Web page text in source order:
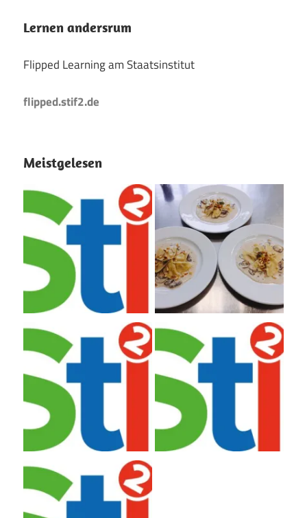
Lernen andersrum
Flipped Learning am Staatsinstitut
flipped.stif2.de
Meistgelesen